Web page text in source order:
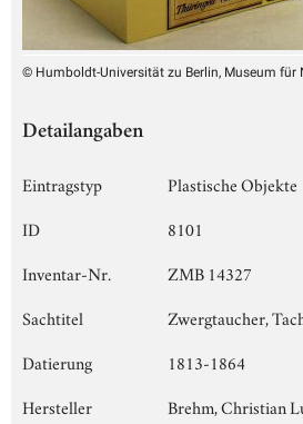
© Humboldt-Universität zu Berlin, Museum für
Detailangaben
Eintragstyp
Plastische Objekte
ID
8101
Inventar-Nr.
ZMB 14327
Sachtitel
Zwergtaucher,
Datierung
1813-1864
Hersteller
Brehm, Christian